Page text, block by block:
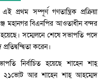
প্রথম সম্পূর্ণ গণতান্ত্রিক প্রক্রিয়া
মহানগর বিএনপির আওতাধীন বন্দর
হয়েছে। সম্মেলনে শেষে সভাপতি পদে
করেন।
নির্বাচিত হয়েছে শাহেন শাহ্
২১ভোট আর শাহেন শাহ্ আহম্মেদ